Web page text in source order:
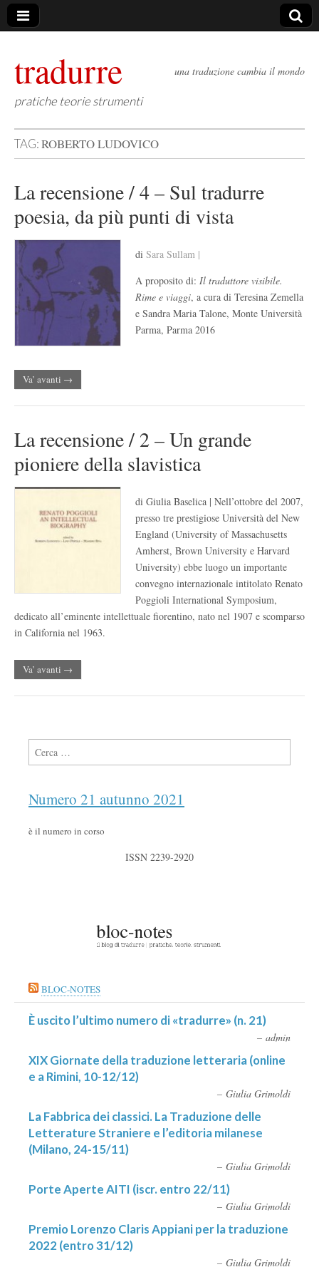
tradurre
pratiche teorie strumenti
una traduzione cambia il mondo
TAG:ROBERTO LUDOVICO
La recensione / 4 – Sul tradurre
poesia, da più punti di vista
di Sara Sullam |
A proposito di: Il traduttore visibile.
Rime e viaggi, a cura di Teresina Zemella
e Sandra Maria Talone, Monte Università
Parma, Parma 2016
Va’ avanti →
La recensione / 2 – Un grande
pioniere della slavistica
di Giulia Baselica | Nell’ottobre del 2007,
presso tre prestigiose Università del New
England (University of Massachusetts
Amherst, Brown University e Harvard
University) ebbe luogo un importante
convegno internazionale intitolato Renato
Poggioli International Symposium,
dedicato all’eminente intellettuale fiorentino, nato nel 1907 e scomparso
in California nel 1963.
Va’ avanti →
Ricerca per:
Numero 21 autunno 2021
è il numero in corso
ISSN 2239-2920
BLOC-NOTES
È uscito l’ultimo numero di «tradurre» (n. 21)
admin
XIX Giornate della traduzione letteraria (online
e a Rimini, 10-12/12)
Giulia Grimoldi
La Fabbrica dei classici. La Traduzione delle
Letterature Straniere e l’editoria milanese
(Milano, 24-15/11)
Giulia Grimoldi
Porte Aperte AITI (iscr. entro 22/11)
Giulia Grimoldi
Premio Lorenzo Claris Appiani per la traduzione
2022 (entro 31/12)
Giulia Grimoldi